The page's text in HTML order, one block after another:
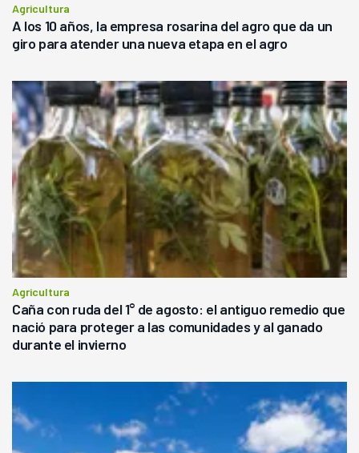
Agricultura
A los 10 años, la empresa rosarina del agro que da un
giro para atender una nueva etapa en el agro
Agricultura
Caña con ruda del 1° de agosto: el antiguo remedio que
nació para proteger a las comunidades y al ganado
durante el invierno